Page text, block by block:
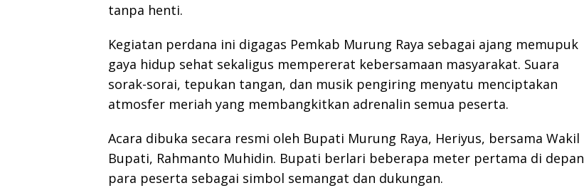
tanpa henti.
Kegiatan perdana ini digagas Pemkab Murung Raya sebagai ajang memupuk
gaya hidup sehat sekaligus mempererat kebersamaan masyarakat. Suara
sorak-sorai, tepukan tangan, dan musik pengiring menyatu menciptakan
atmosfer meriah yang membangkitkan adrenalin semua peserta.
Acara dibuka secara resmi oleh Bupati Murung Raya, Heriyus, bersama Wakil
Bupati, Rahmanto Muhidin. Bupati berlari beberapa meter pertama di depan
para peserta sebagai simbol semangat dan dukungan.